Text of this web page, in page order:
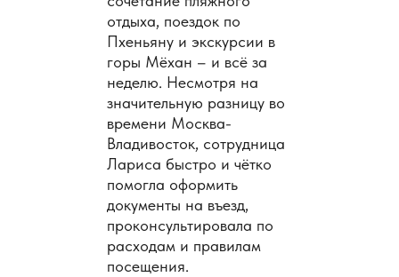
отдыха, поездок по
Пхеньяну и экскурсии в
горы Мёхан – и всё за
неделю. Несмотря на
значительную разницу во
времени Москва-
Владивосток, сотрудница
Лариса быстро и чётко
помогла оформить
документы на въезд,
проконсультировала по
расходам и правилам
посещения.